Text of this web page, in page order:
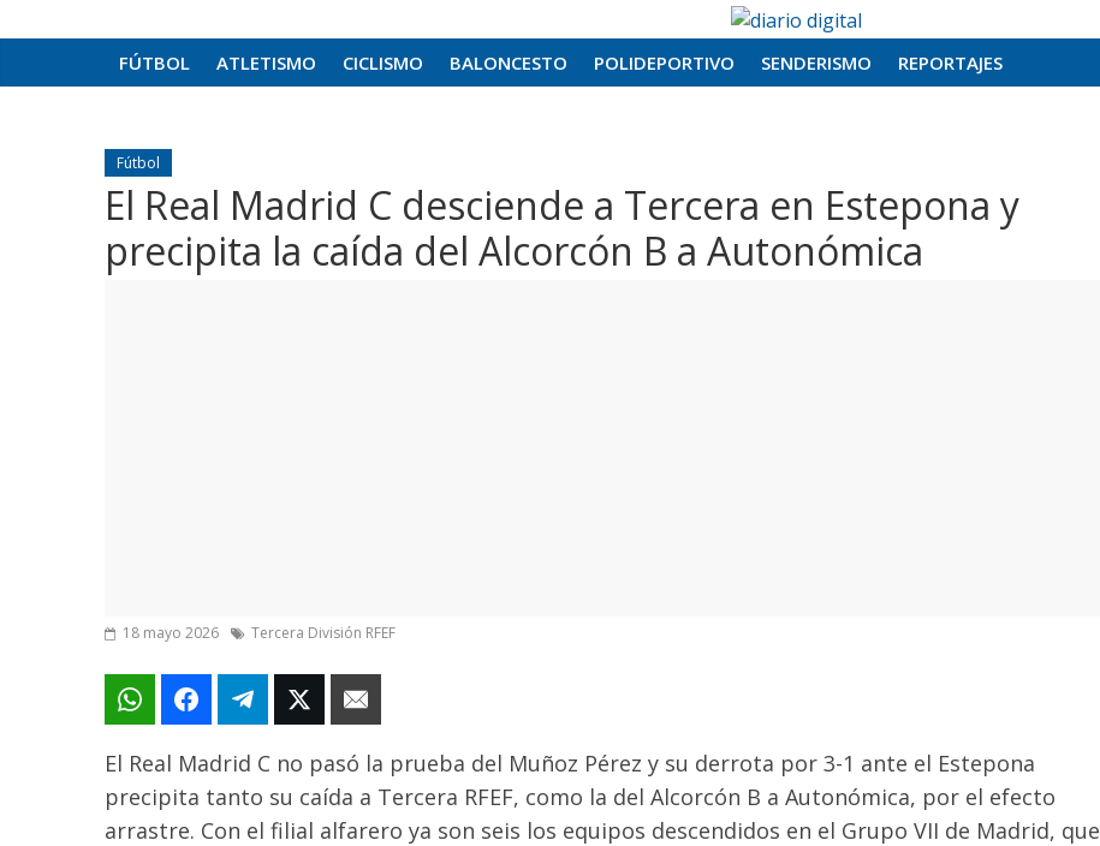
FÚTBOL ATLETISMO CICLISMO BALONCESTO POLIDEPORTIVO SENDERISMO REPORTAJES
Fútbol
El Real Madrid C desciende a Tercera en Estepona y
precipita la caída del Alcorcón B a Autonómica
18 mayo 2026 Tercera División RFEF
El Real Madrid C no pasó la prueba del Muñoz Pérez y su derrota por 3-1 ante el Estepona
precipita tanto su caída a Tercera RFEF, como la del Alcorcón B a Autonómica, por el efecto
arrastre. Con el filial alfarero ya son seis los equipos descendidos en el Grupo VII de Madrid, que